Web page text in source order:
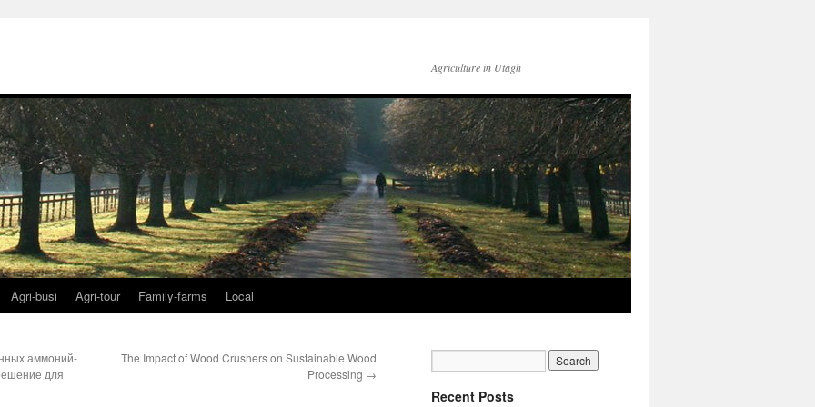
Agriculture in Utagh
Agri-busi Agri-tour Family-farms Local
аммоний-
для
The Impact of Wood Crushers on Sustainable Wood
Processing →
Recent Posts